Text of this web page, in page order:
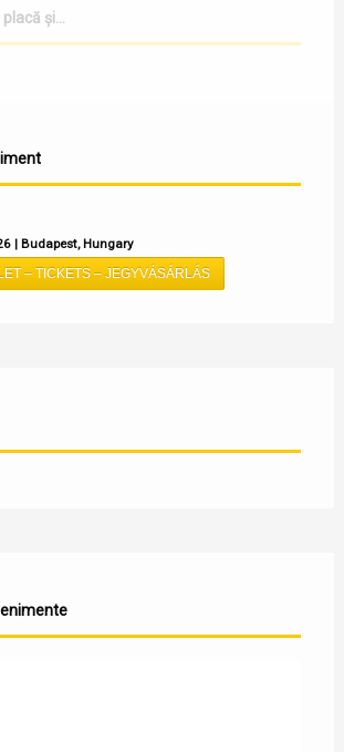
și...
| Budapest, Hungary
– TICKETS – JEGYVÁSÁRLÁS